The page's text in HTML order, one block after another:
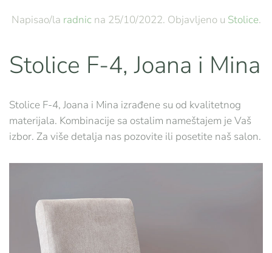
Napisao/la radnic na 25/10/2022. Objavljeno u Stolice.
Stolice F-4, Joana i Mina
Stolice F-4, Joana i Mina izrađene su od kvalitetnog
materijala. Kombinacije sa ostalim nameštajem je Vaš
izbor. Za više detalja nas pozovite ili posetite naš salon.